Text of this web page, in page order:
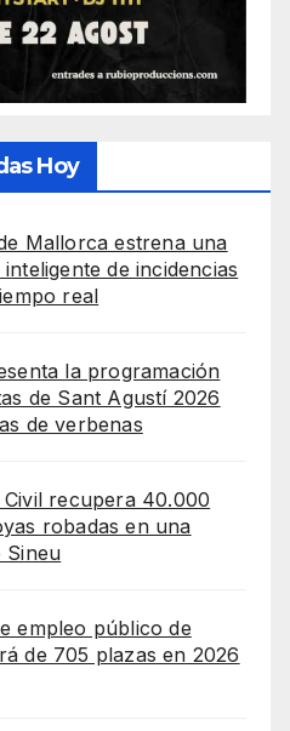
Hoy
Mallorca estrena una
de incidencias
real
la programación
de Sant Agustí 2026
de verbenas
Civil recupera 40.000
robadas en una
Sineu
empleo público de
de 705 plazas en 2026